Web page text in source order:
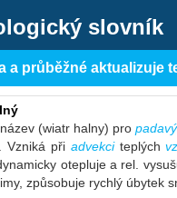
slovník
a průběžné aktualizuje
(wiatr halny) pro
Vzniká při advekciteplých
otepluje a rel.
způsobuje rychlý úbytek